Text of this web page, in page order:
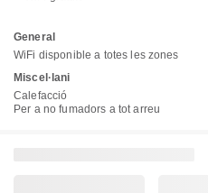
General
WiFi disponible a totes les zones
Miscel·lani
Calefacció
Per a no fumadors a tot arreu